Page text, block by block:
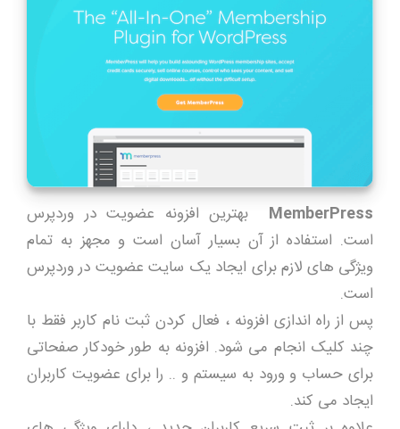
MemberPress بهترین افزونه عضویت در وردپرس
است. استفاده از آن بسیار آسان است و مجهز به تمام
ویژگی های لازم برای ایجاد یک سایت عضویت در وردپرس
است.
پس از راه اندازی افزونه ، فعال کردن ثبت نام کاربر فقط با
چند کلیک انجام می شود. افزونه به طور خودکار صفحاتی
برای حساب و ورود به سیستم و .. را برای عضویت کاربران
ایجاد می کند.